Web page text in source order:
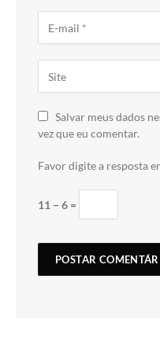
Salvar meus dados
vez que eu comentar.
Favor digite a resposta
11 − 6 =